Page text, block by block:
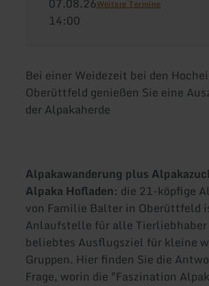
Weitere Termine
14:00
Bei einer Weidezeit bei den
Oberüttfeld genießen Sie eine
der Alpakaherde
Alpakawanderung plus
Alpaka Hofladen: die 21-köpfige
von Familie Balter in Oberüttfeld
Anlaufstelle für alle Tierliebhaber
beliebtes Ausflugsziel für kleine
Gruppen. Hier finden Sie die
Frage, worin die "Faszination